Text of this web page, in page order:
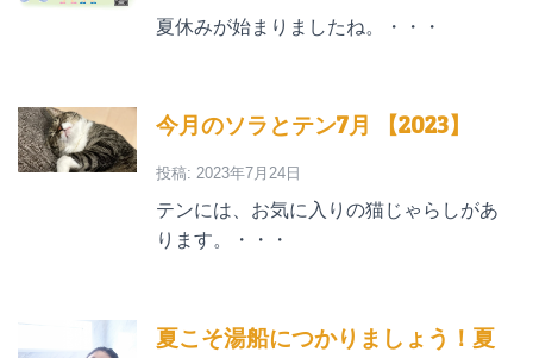
夏休みが始まりましたね。・・・
今月のソラとテン7月 【2023】
投稿: 2023年7月24日
テンには、お気に入りの猫じゃらしがあ
ります。・・・
夏こそ湯船につかりましょう！夏